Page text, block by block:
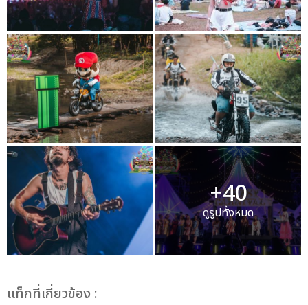
+40
ดูรูปทั้งหมด
เเท็กที่เกี่ยวข้อง :